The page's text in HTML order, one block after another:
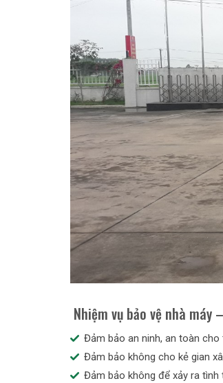
Nhiệm vụ bảo vệ nhà máy
Đảm bảo an ninh, an toàn
Đảm bảo không cho kẻ gian
Đảm bảo không để xảy ra